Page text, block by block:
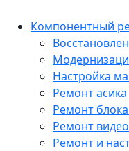
Компонентный
Настройка
Ремонт асика
Ремонт
Ремонт
Ремонт и